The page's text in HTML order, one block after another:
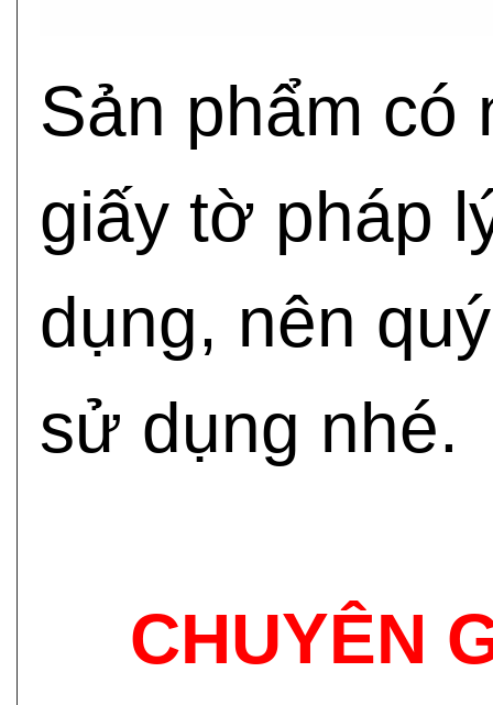
Sản phẩm có
giấy tờ pháp
dụng, nên
sử dụng nhé.
CHUYÊN